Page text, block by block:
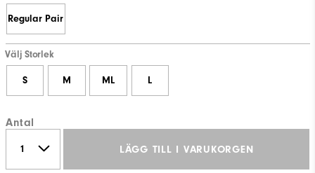
Regular Pair
Välj Storlek
S M ML L
Antal
LÄGG TILL I VARUKORGEN